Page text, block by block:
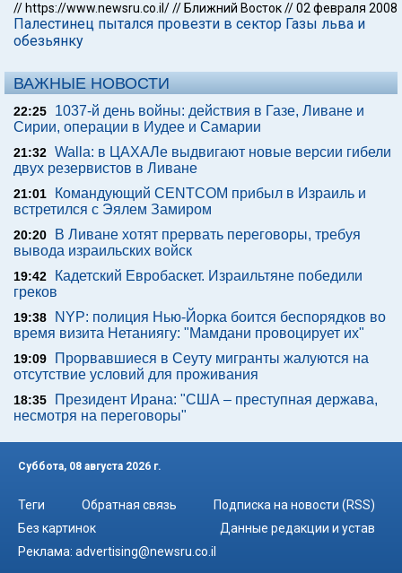
// https://www.newsru.co.il/// Ближний Восток//02 февраля 2008
Палестинец пытался провезти в сектор Газы льва и
обезьянку
ВАЖНЫЕ НОВОСТИ
22:25
1037-й день войны: действия в Газе, Ливане и
Сирии, операции в Иудее и Самарии
21:32 Walla: в ЦАХАЛе выдвигают новые версии гибели
двух резервистов в Ливане
21:01
Командующий CENTCOM прибыл в Израиль и
встретился с Эялем Замиром
20:20
В Ливане хотят прервать переговоры, требуя
вывода израильских войск
19:42
Кадетский Евробаскет. Израильтяне победили
греков
19:38
NYP: полиция Нью-Йорка боится беспорядков во
время визита Нетаниягу: "Мамдани провоцирует их"
19:09
Прорвавшиеся в Сеуту мигранты жалуются на
отсутствие условий для проживания
18:35
Президент Ирана: "США – преступная держава,
несмотря на переговоры"
Суббота, 08 августа 2026 г.
Теги Обратная связь
Подписка на новости (RSS)
Без картинок
Данные редакции и устав
Реклама: advertising@newsru.co.il